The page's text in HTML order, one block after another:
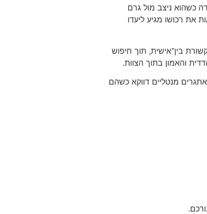
כשהוא ניצב מול גרם
את רכושו מגיע ליעדו
בין־אישית, תוך חיפוש
והאמון בתוך הצוות.
מנטליים דווקא כשהם